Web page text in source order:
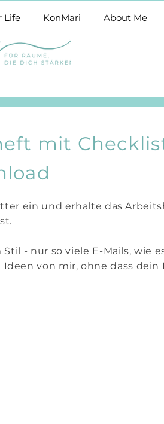
Life KonMari About Me
mit
ein und erhalte das
- nur so viele E-Mails, wie
von mir, ohne dass dein